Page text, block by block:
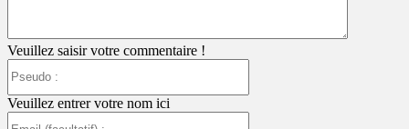
Veuillez saisir votre commentaire !
Veuillez entrer votre nom ici